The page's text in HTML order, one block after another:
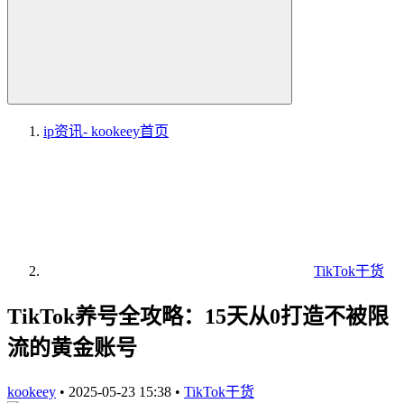
ip资讯- kookeey首页
TikTok干货
TikTok养号全攻略：15天从0打造不被限
流的黄金账号
kookeey • 2025-05-23 15:38 • TikTok干货